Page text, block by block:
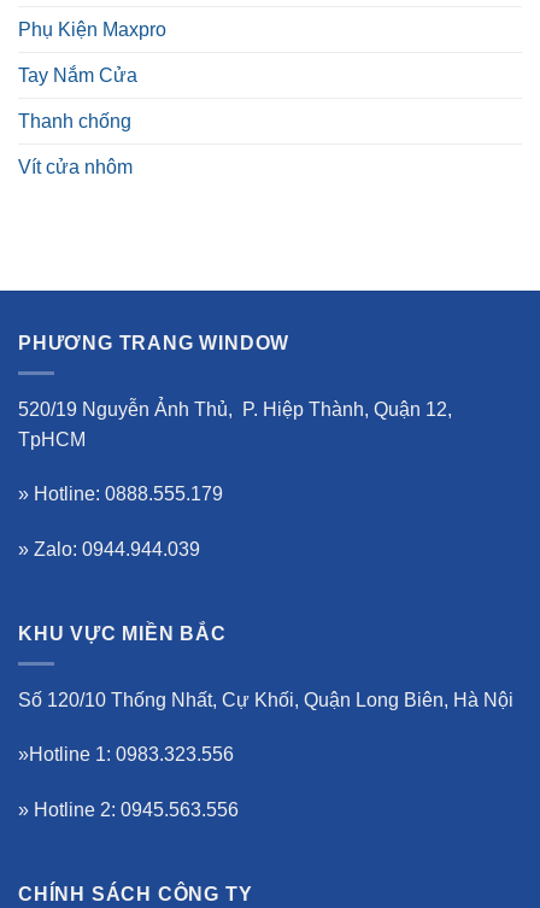
Phụ Kiện Maxpro
Tay Nắm Cửa
Thanh chống
Vít cửa nhôm
PHƯƠNG TRANG WINDOW
520/19 Nguyễn Ảnh Thủ, P. Hiệp Thành, Quận 12,
TpHCM
» Hotline: 0888.555.179
» Zalo: 0944.944.039
KHU VỰC MIỀN BẮC
Số 120/10 Thống Nhất, Cự Khối, Quận Long Biên, Hà Nội
»Hotline 1: 0983.323.556
» Hotline 2: 0945.563.556
CHÍNH SÁCH CÔNG TY